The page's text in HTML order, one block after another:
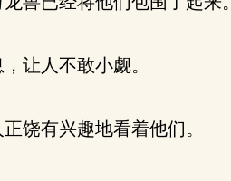
让人不敢小觑。
饶有兴趣地看着他们。